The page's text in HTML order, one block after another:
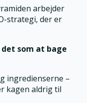
arbejder
strategi, der er
som at bage
ingredienserne –
kagen aldrig til